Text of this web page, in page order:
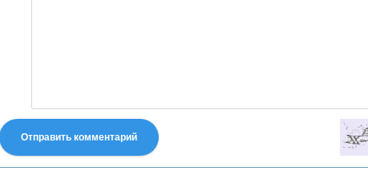
Отправить комментарий